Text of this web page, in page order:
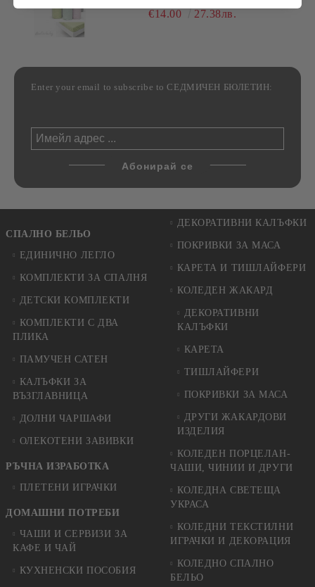
РАЗЛИЧНИ РАЗМЕРИ
€14.00 27.38лв.
Enter your email to subscribe to СЕДМИЧЕН БЮЛЕТИН:
СПАЛНО БЕЛЬО
ЕДИНИЧНО ЛЕГЛО
КОМПЛЕКТИ ЗА СПАЛНЯ
ДЕТСКИ КОМПЛЕКТИ
КОМПЛЕКТИ С ДВА
ПЛИКА
ПАМУЧЕН САТЕН
КАЛЪФКИ ЗА
ВЪЗГЛАВНИЦА
ДОЛНИ ЧАРШАФИ
ОЛЕКОТЕНИ ЗАВИВКИ
РЪЧНА ИЗРАБОТКА
ПЛЕТЕНИ ИГРАЧКИ
ДОМАШНИ ПОТРЕБИ
ЧАШИ И СЕРВИЗИ ЗА
КАФЕ И ЧАЙ
КУХНЕНСКИ ПОСОБИЯ
ДЕКОРАТИВНИ КАЛЪФКИ
ПОКРИВКИ ЗА МАСА
КАРЕТА И ТИШЛАЙФЕРИ
КОЛЕДЕН ЖАКАРД
ДЕКОРАТИВНИ
КАЛЪФКИ
КАРЕТА
ТИШЛАЙФЕРИ
ПОКРИВКИ ЗА МАСА
ДРУГИ ЖАКАРДОВИ
ИЗДЕЛИЯ
КОЛЕДЕН ПОРЦЕЛАН-
ЧАШИ, ЧИНИИ И ДРУГИ
КОЛЕДНА СВЕТЕЩА
УКРАСА
КОЛЕДНИ ТЕКСТИЛНИ
ИГРАЧКИ И ДЕКОРАЦИЯ
КОЛЕДНO СПАЛНO
БЕЛЬО